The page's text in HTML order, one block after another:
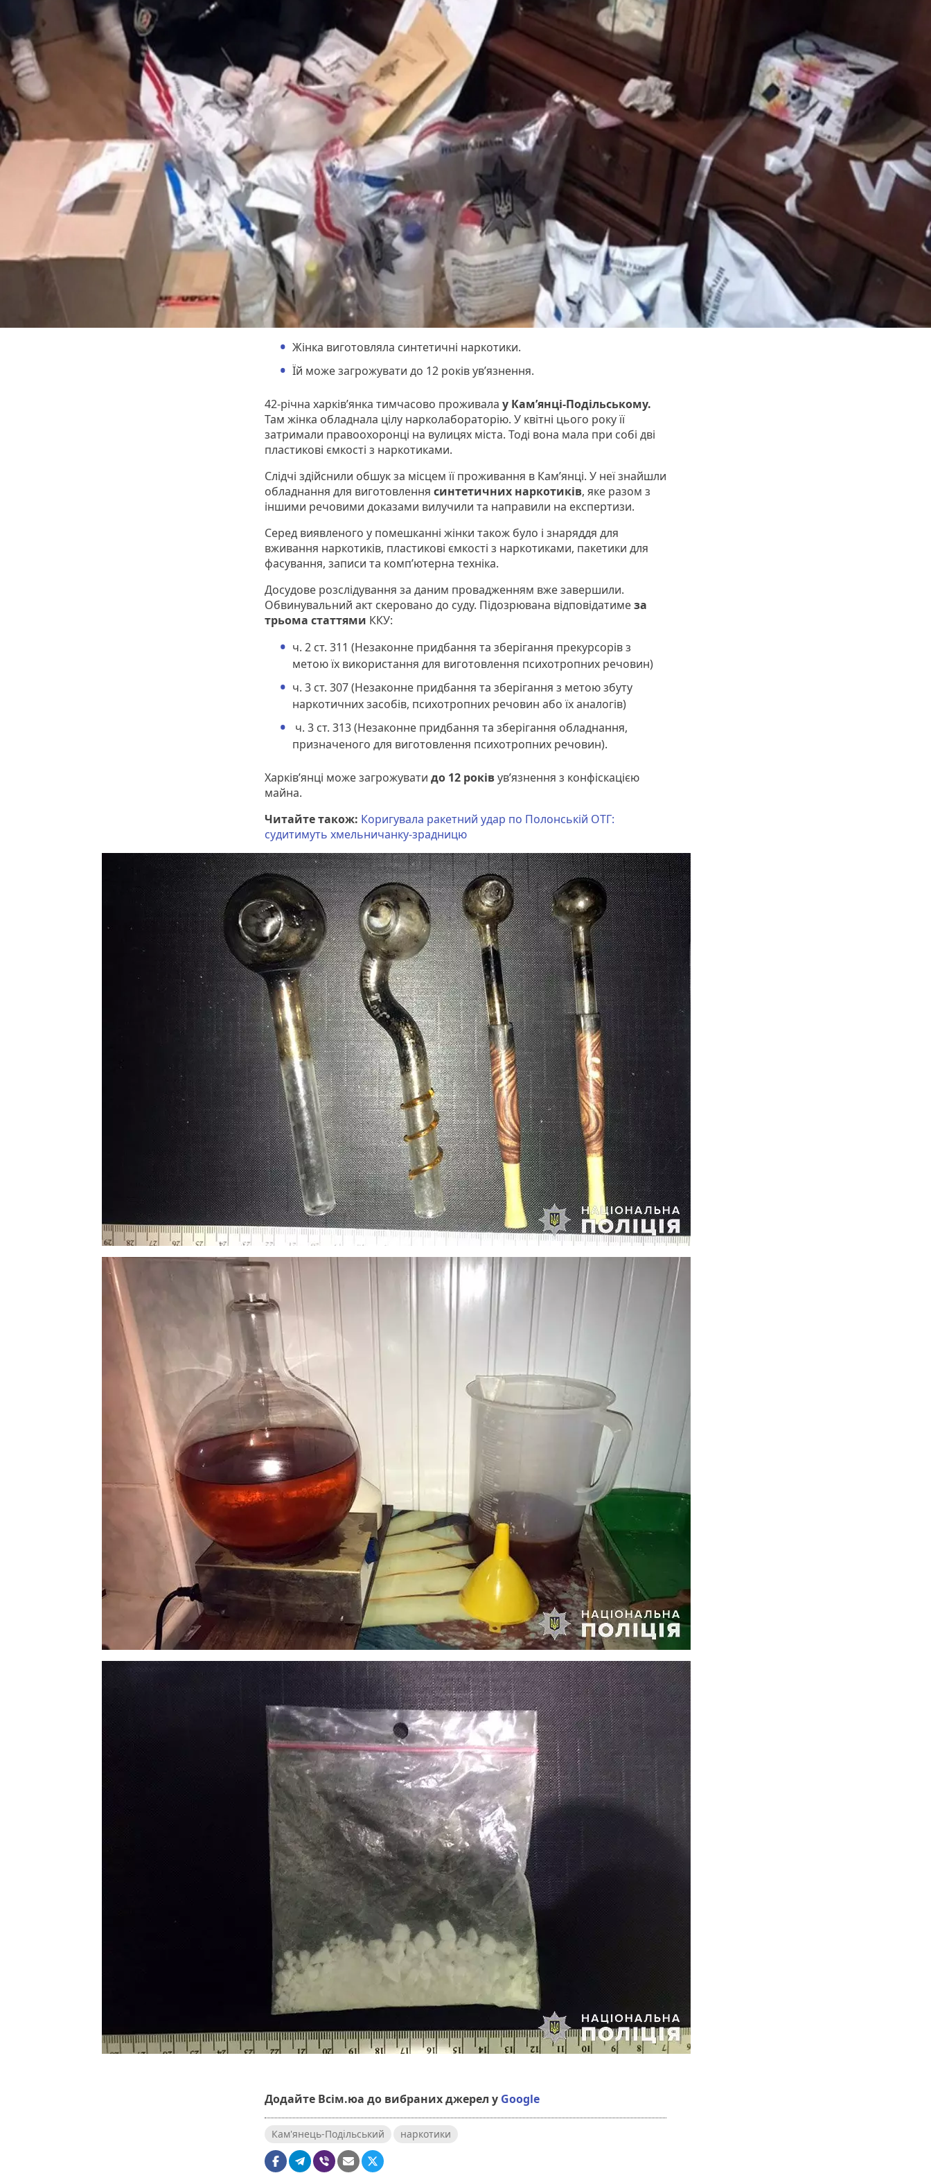
Жінка виготовляла синтетичні наркотики.
Їй може загрожувати до 12 років ув’язнення.
42-річна харків’янка тимчасово проживала у Кам’янці-Подільському.
Там жінка обладнала цілу нарколабораторію. У квітні цього року її
затримали правоохоронці на вулицях міста. Тоді вона мала при собі дві
пластикові ємкості з наркотиками.
Слідчі здійснили обшук за місцем її проживання в Кам’янці. У неї знайшли
обладнання для виготовлення синтетичних наркотиків, яке разом з
іншими речовими доказами вилучили та направили на експертизи.
Серед виявленого у помешканні жінки також було і знаряддя для
вживання наркотиків, пластикові ємкості з наркотиками, пакетики для
фасування, записи та комп’ютерна техніка.
Досудове розслідування за даним провадженням вже завершили.
Обвинувальний акт скеровано до суду. Підозрювана відповідатимеза
трьома статтями ККУ:
ч. 2 cт. 311 (Незаконне придбання та зберігання прекурсорів з
метою їх використання для виготовлення психотропних речовин)
ч. 3 ст. 307 (Незаконне придбання та зберігання з метою збуту
наркотичних засобів, психотропних речовин або їх аналогів)
ч. 3 ст. 313 (Незаконне придбання та зберігання обладнання,
призначеного для виготовлення психотропних речовин).
Харків’янці може загрожувати до 12 роківув’язнення з конфіскацією
майна.
Читайте також: Коригувала ракетний удар по Полонській ОТГ:
судитимуть хмельничанку-зрадницю
Додайте Всім.юа до вибраних джерел у Google
Кам'янець-Подільський наркотики